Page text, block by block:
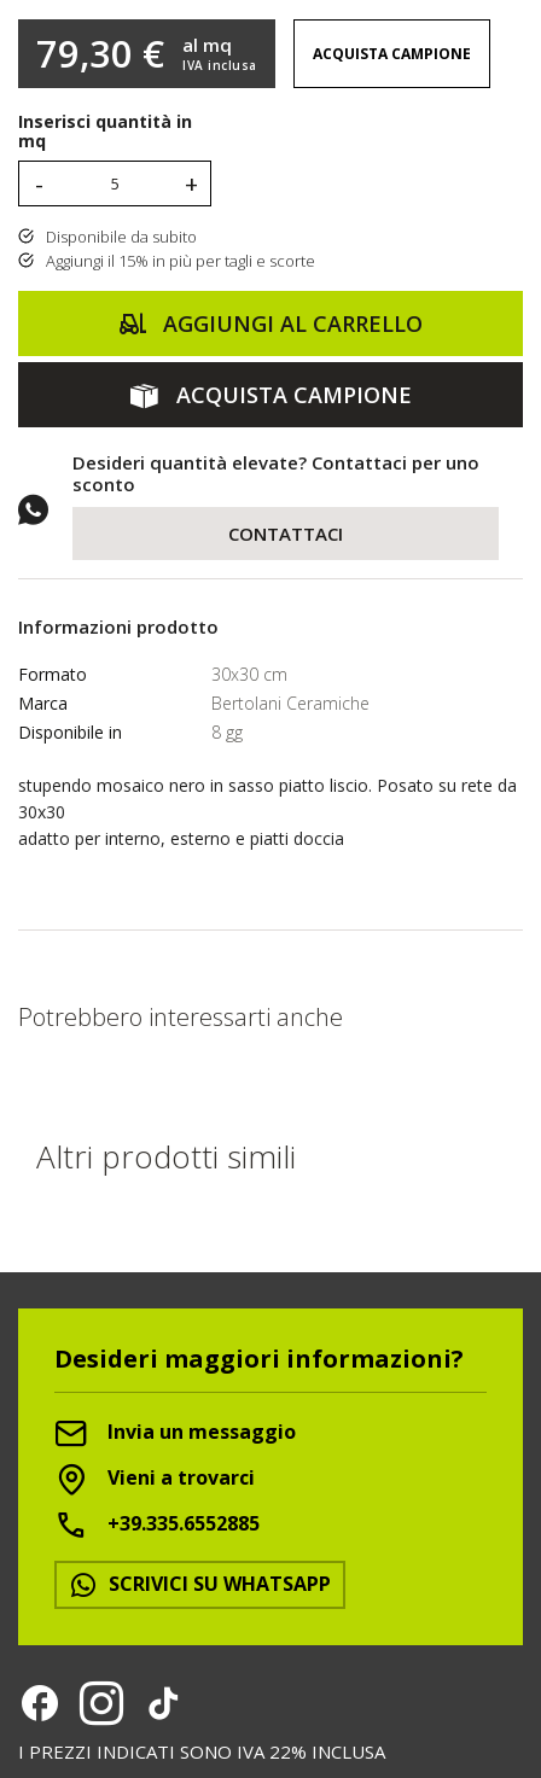
79,30 € IVA inclusa
al mq ACQUISTA CAMPIONE
Inserisci quantità in
mq
- +
Disponibile da subito
Aggiungi il 15% in più per tagli e scorte
AGGIUNGI AL CARRELLO
ACQUISTA CAMPIONE
Desideri quantità elevate? Contattaci per uno
sconto
CONTATTACI
Informazioni prodotto
Formato
30x30 cm
Marca
Bertolani Ceramiche
Disponibile in
8 gg
stupendo mosaico nero in sasso piatto liscio. Posato su rete da
30x30
adatto per interno, esterno e piatti doccia
Potrebbero interessarti anche
Altri prodotti simili
Desideri maggiori informazioni?
Invia un messaggio
Vieni a trovarci
+39.335.6552885
SCRIVICI SU WHATSAPP
I PREZZI INDICATI SONO IVA 22% INCLUSA